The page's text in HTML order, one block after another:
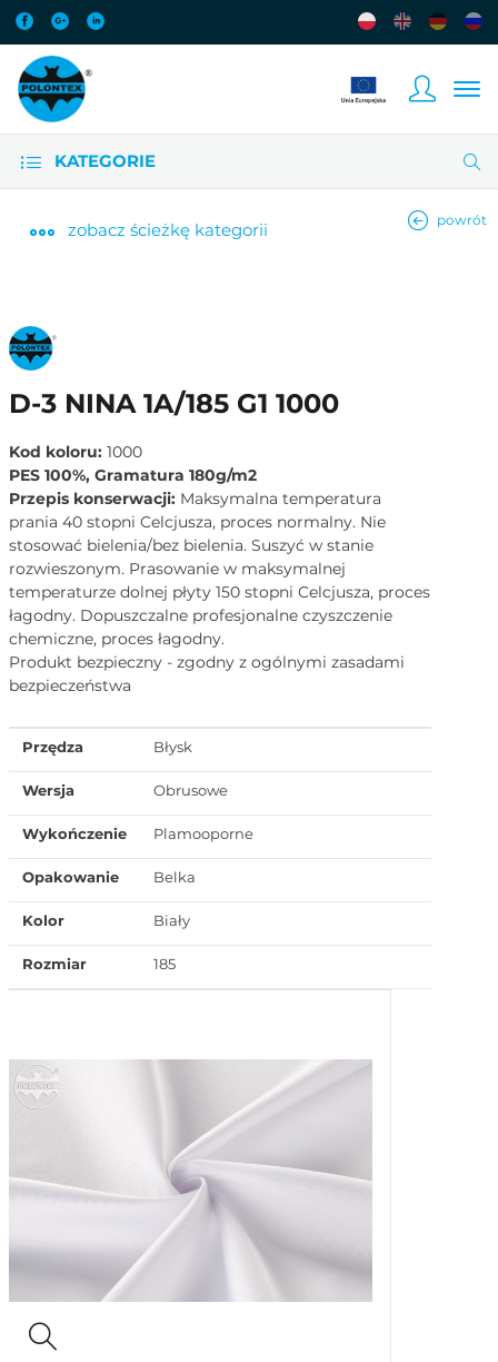
KATEGORIE
zobacz ścieżkę kategorii powrót
D-3 NINA 1A/185 G1 1000
Kod koloru: 1000
PES 100%, Gramatura 180g/m2
Przepis konserwacji: Maksymalna temperatura
prania 40 stopni Celcjusza, proces normalny. Nie
stosować bielenia/bez bielenia. Suszyć w stanie
rozwieszonym. Prasowanie w maksymalnej
temperaturze dolnej płyty 150 stopni Celcjusza, proces
łagodny. Dopuszczalne profesjonalne czyszczenie
chemiczne, proces łagodny.
Produkt bezpieczny - zgodny z ogólnymi zasadami
bezpieczeństwa
Przędza Błysk
Wersja Obrusowe
Wykończenie Plamooporne
Opakowanie Belka
Kolor Biały
Rozmiar 185